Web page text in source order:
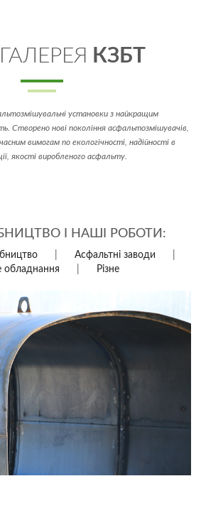
КЗБТ
установки з найкращим
Створено нові покоління асфальтозмішувачів,
вимогам по екологічності, надійності в
якості виробленого асфальту.
І НАШІ РОБОТИ:
Асфальтні заводи
обладнання
Різне